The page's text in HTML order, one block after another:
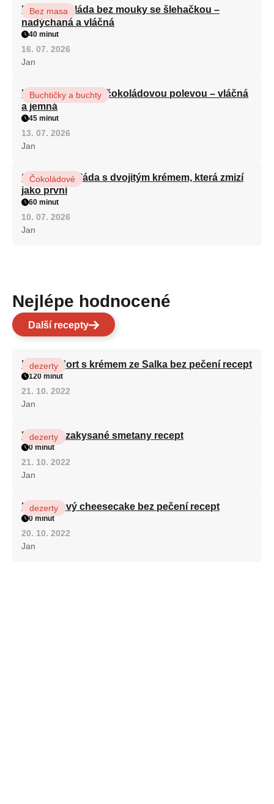
Kakaová roláda bez mouky se šlehačkou –
nadýchaná a vláčná
Bez masa
40 minut
16. 07. 2026
Jan
Kefírová buchta s čokoládovou polevou – vláčná
a jemná
Buchtičky a buchty
45 minut
13. 07. 2026
Jan
Sametová roláda s dvojitým krémem, která zmizí
jako první
Čokoládové
60 minut
10. 07. 2026
Jan
Nejlépe hodnocené
Další recepty
Patrový dort s krémem ze Salka bez pečení recept
dezerty
120 minut
21. 10. 2022
Jan
Fánky ze zakysané smetany recept
dezerty
0 minut
21. 10. 2022
Jan
Karamelový cheesecake bez pečení recept
dezerty
0 minut
20. 10. 2022
Jan